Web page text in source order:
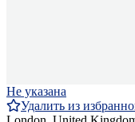
Не указана
Удалить из